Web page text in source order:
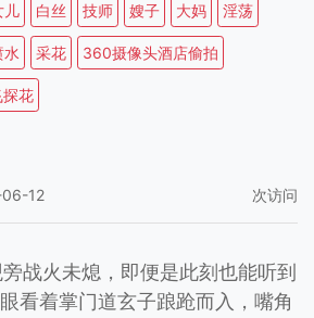
儿 白丝 技师 嫂子 大妈 淫荡
水 采花 360摄像头酒店偷拍
花
12 次访问
战火未熄，即便是此刻也能听到
看着掌门道玄子踉跄而入，嘴角